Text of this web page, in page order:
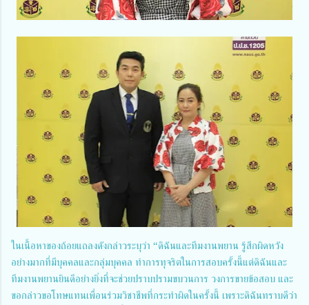
ในเนื้อหาของถ้อยแถลงดังกล่าวระบุว่า “ดิฉันและทีมงานพยาน รู้สึกผิดหวัง
อย่างมากที่มีบุคคลและกลุ่มบุคคล ทำการทุจริตในการสอบครั้งนี้แต่ดิฉันและ
ทีมงานพยานยินดีอย่างยิ่งที่จะช่วยปราบปรามขบวนการ วงการขายข้อสอบ และ
ขอกล่าวขอโทษแทนเพื่อนร่วมวิชาชีพที่กระทำผิดในครั้งนี้ เพราะดิฉันทราบดีว่า